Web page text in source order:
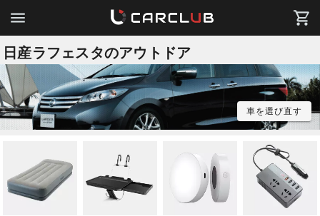
日産ラフェスタのアウトドア
車を選び直す